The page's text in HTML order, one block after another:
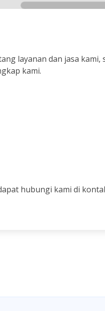
layanan dan jasa kami,
kami.
hubungi kami di